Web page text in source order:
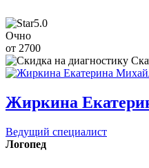
5.0
Очно
от 2700
Жиркина
Ведущий специалист
Логопед